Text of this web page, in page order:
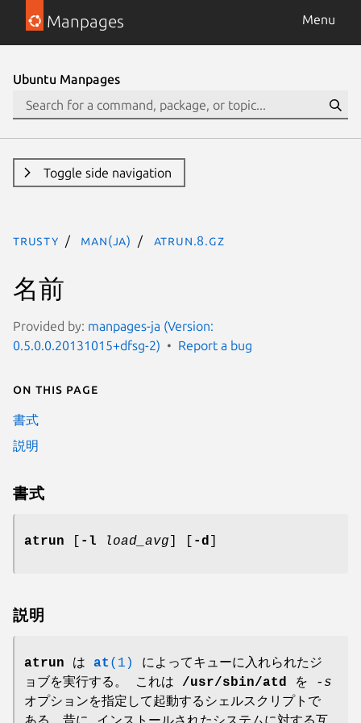
Manpages Menu
Ubuntu Manpages
Toggle side navigation
trusty man(ja) atrun.8.gz
名前
Provided by: manpages-ja (Version:
0.5.0.0.20131015+dfsg-2)
Report a bug
On this page
書式
説明
書式
atrun -l load_avg -d
説明
atrun は at (1)
によってキューに入れられたジ
ョブを実行する。 これは /usr/sbin/atd を
-s
オプションを指定して起動するシェルスクリプトで